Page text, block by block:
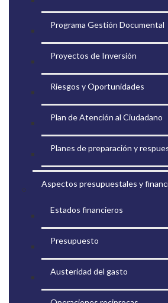
Programa Gestión Documental
Proyectos de Inversión
Riesgos y Oportunidades
Plan de Atención al Ciudadano
Planes de preparación y
Aspectos presupuestales y
Estados financieros
Presupuesto
Austeridad del gasto